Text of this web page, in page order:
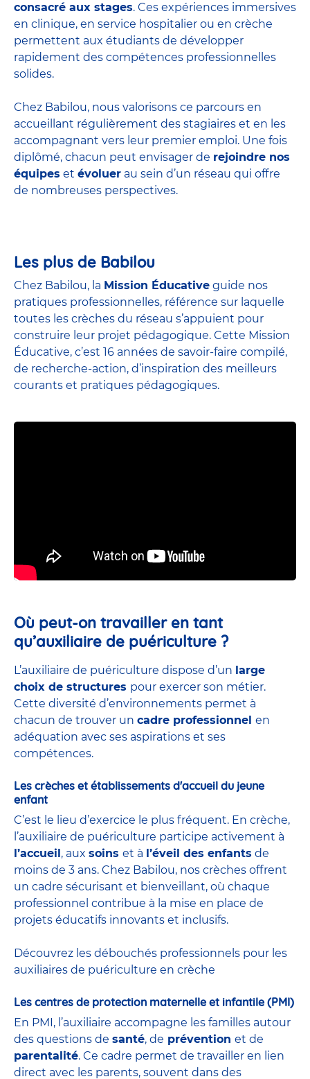
consacré aux stages. Ces expériences immersives
en clinique, en service hospitalier ou en crèche
permettent aux étudiants de développer
rapidement des compétences professionnelles
solides.
Chez Babilou, nous valorisons ce parcours en
accueillant régulièrement des stagiaires et en les
accompagnant vers leur premier emploi. Une fois
diplômé, chacun peut envisager de rejoindre nos
équipes et évoluer au sein d’un réseau qui offre
de nombreuses perspectives.
Les plus de Babilou
Chez Babilou, la Mission Éducative guide nos
pratiques professionnelles, référence sur laquelle
toutes les crèches du réseau s’appuient pour
construire leur projet pédagogique. Cette Mission
Éducative, c’est 16 années de savoir-faire compilé,
de recherche-action, d’inspiration des meilleurs
courants et pratiques pédagogiques.
Où peut-on travailler en tant
qu’auxiliaire de puériculture ?
L’auxiliaire de puériculture dispose d’un large
choix de structures pour exercer son métier.
Cette diversité d’environnements permet à
chacun de trouver un cadre professionnel en
adéquation avec ses aspirations et ses
compétences.
Les crèches et établissements d'accueil du jeune
enfant
C’est le lieu d’exercice le plus fréquent. En crèche,
l’auxiliaire de puériculture participe activement à
l’accueil , aux soins et à l’éveil des enfants de
moins de 3 ans. Chez Babilou, nos crèches offrent
un cadre sécurisant et bienveillant, où chaque
professionnel contribue à la mise en place de
projets éducatifs innovants et inclusifs.
Découvrez les débouchés professionnels pour les
auxiliaires de puériculture en crèche
Les centres de protection maternelle et infantile (PMI)
En PMI, l’auxiliaire accompagne les familles autour
des questions de santé, de prévention et de
parentalité. Ce cadre permet de travailler en lien
direct avec les parents, souvent dans des